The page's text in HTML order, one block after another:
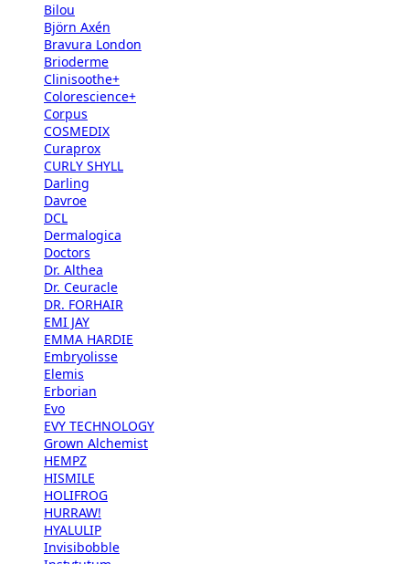
Bilou
Björn Axén
Bravura London
Brioderme
Clinisoothe+
Colorescience+
Corpus
COSMEDIX
Curaprox
CURLY SHYLL
Darling
Davroe
DCL
Dermalogica
Doctors
Dr. Althea
Dr. Ceuracle
DR. FORHAIR
EMI JAY
EMMA HARDIE
Embryolisse
Elemis
Erborian
Evo
EVY TECHNOLOGY
Grown Alchemist
HEMPZ
HISMILE
HOLIFROG
HURRAW!
HYALULIP
Invisibobble